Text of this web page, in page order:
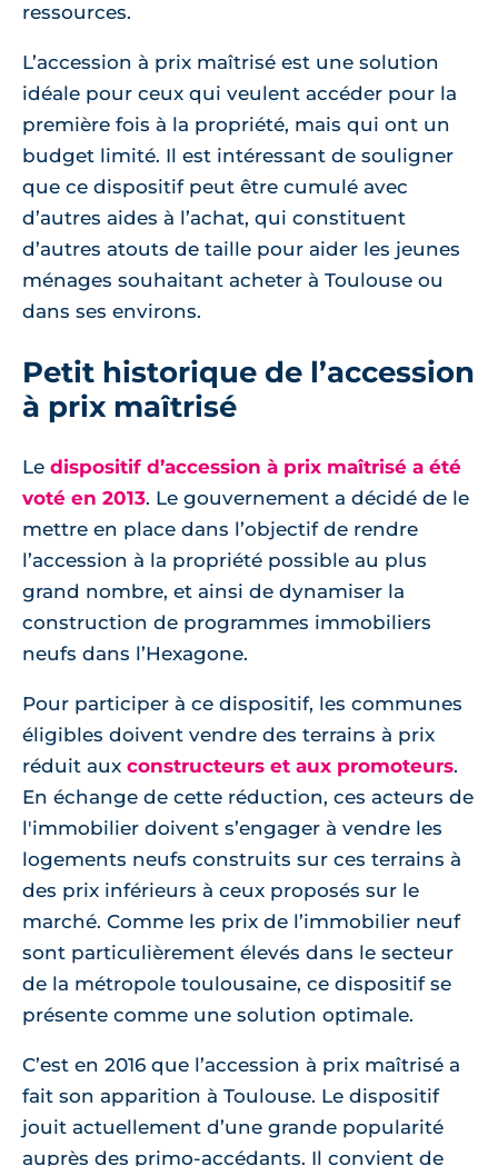
ressources.
L’accession à prix maîtrisé est une solution
idéale pour ceux qui veulent accéder pour la
première fois à la propriété, mais qui ont un
budget limité. Il est intéressant de souligner
que ce dispositif peut être cumulé avec
d’autres aides à l’achat, qui constituent
d’autres atouts de taille pour aider les jeunes
ménages souhaitant acheter à Toulouse ou
dans ses environs.
Petit historique de l’accession
à prix maîtrisé
Le dispositif d’accession à prix maîtrisé a été
voté en 2013. Le gouvernement a décidé de le
mettre en place dans l’objectif de rendre
l’accession à la propriété possible au plus
grand nombre, et ainsi de dynamiser la
construction de programmes immobiliers
neufs dans l’Hexagone.
Pour participer à ce dispositif, les communes
éligibles doivent vendre des terrains à prix
réduit aux constructeurs et aux promoteurs.
En échange de cette réduction, ces acteurs de
l'immobilier doivent s’engager à vendre les
logements neufs construits sur ces terrains à
des prix inférieurs à ceux proposés sur le
marché. Comme les prix de l’immobilier neuf
sont particulièrement élevés dans le secteur
de la métropole toulousaine, ce dispositif se
présente comme une solution optimale.
C’est en 2016 que l’accession à prix maîtrisé a
fait son apparition à Toulouse. Le dispositif
jouit actuellement d’une grande popularité
auprès des primo-accédants. Il convient de